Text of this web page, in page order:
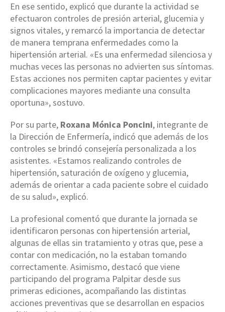
En ese sentido, explicó que durante la actividad se
efectuaron controles de presión arterial, glucemia y
signos vitales, y remarcó la importancia de detectar
de manera temprana enfermedades como la
hipertensión arterial. «Es una enfermedad silenciosa y
muchas veces las personas no advierten sus síntomas.
Estas acciones nos permiten captar pacientes y evitar
complicaciones mayores mediante una consulta
oportuna», sostuvo.
Por su parte, Roxana Mónica Poncini, integrante de
la Dirección de Enfermería, indicó que además de los
controles se brindó consejería personalizada a los
asistentes. «Estamos realizando controles de
hipertensión, saturación de oxígeno y glucemia,
además de orientar a cada paciente sobre el cuidado
de su salud», explicó.
La profesional comentó que durante la jornada se
identificaron personas con hipertensión arterial,
algunas de ellas sin tratamiento y otras que, pese a
contar con medicación, no la estaban tomando
correctamente. Asimismo, destacó que viene
participando del programa Palpitar desde sus
primeras ediciones, acompañando las distintas
acciones preventivas que se desarrollan en espacios